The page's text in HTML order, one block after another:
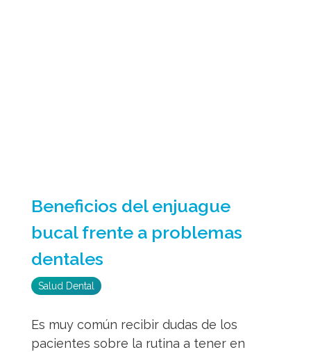
Beneficios del enjuague
bucal frente a problemas
dentales
Salud Dental
Es muy común recibir dudas de los
pacientes sobre la rutina a tener en